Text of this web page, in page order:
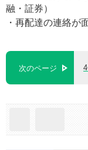
融・証券）
・再配達の連絡が
次のページ